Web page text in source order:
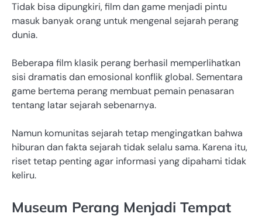
Tidak bisa dipungkiri, film dan game menjadi pintu
masuk banyak orang untuk mengenal sejarah perang
dunia.
Beberapa film klasik perang berhasil memperlihatkan
sisi dramatis dan emosional konflik global. Sementara
game bertema perang membuat pemain penasaran
tentang latar sejarah sebenarnya.
Namun komunitas sejarah tetap mengingatkan bahwa
hiburan dan fakta sejarah tidak selalu sama. Karena itu,
riset tetap penting agar informasi yang dipahami tidak
keliru.
Museum Perang Menjadi Tempat